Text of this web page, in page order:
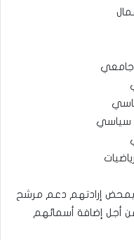
بمحض إرادتهم دعم مرشح
من أجل إضافة أسمائهم